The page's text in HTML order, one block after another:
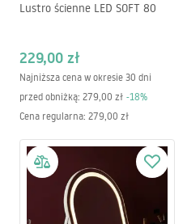
Lustro ścienne LED SOFT 80
229,00 zł
Najniższa cena w okresie 30 dni
przed obniżką: 279,00 zł -18%
Cena regularna: 279,00 zł